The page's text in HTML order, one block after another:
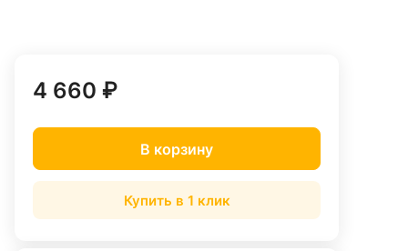
4 660 ₽
В корзину
Купить в 1 клик